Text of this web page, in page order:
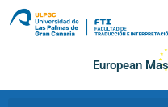
European